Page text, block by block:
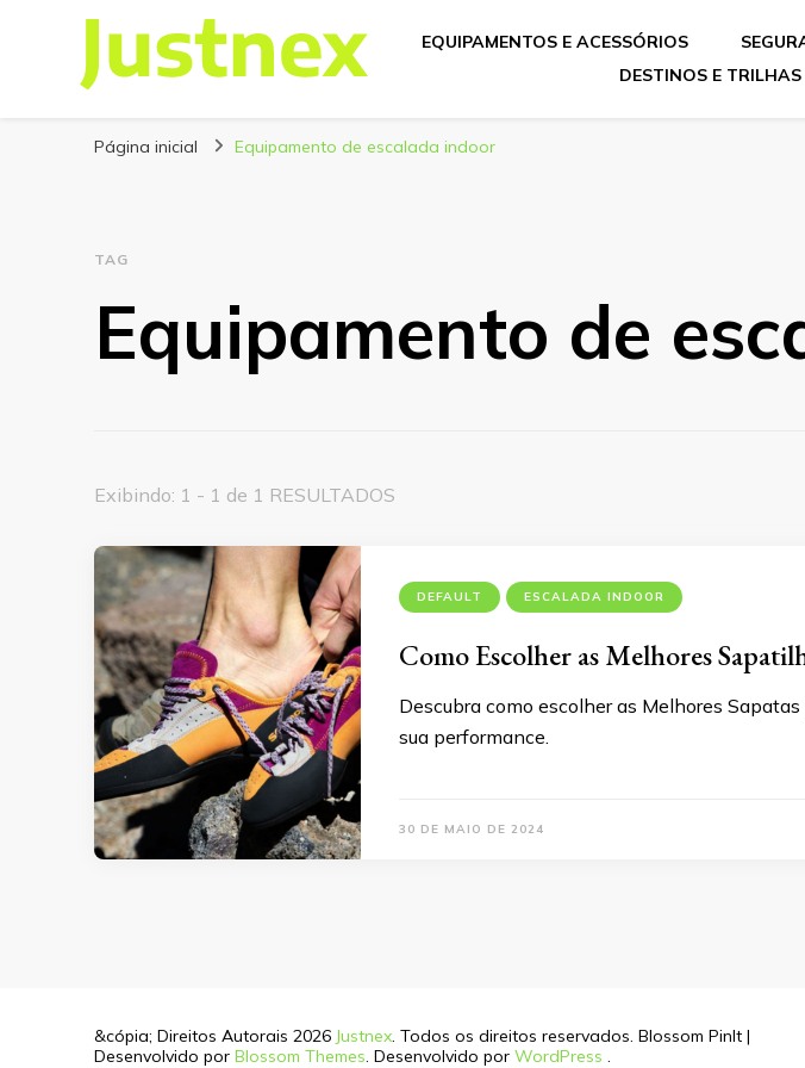
Justnex
EQUIPAMENTOS E ACESSÓRIOS
DESTINOS E TRILHAS
Página inicial Equipamento de escalada indoor
TAG
Equipamento de
Exibindo: 1 - 1 de 1 RESULTADOS
DEFAULT ESCALADA INDOOR
Como Escolher as Melhores
Descubra como escolher as Melhores
sua performance.
30 DE MAIO DE 2024
&cópia; Direitos Autorais 2026 Justnex . Todos os direitos reservados. Blossom PinIt |
Desenvolvido por Blossom Themes . Desenvolvido por WordPress